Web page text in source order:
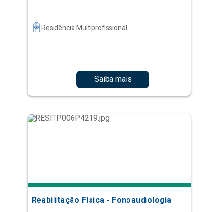
Residência Multiprofissional
Saiba mais
Reabilitação Física - Fonoaudiologia